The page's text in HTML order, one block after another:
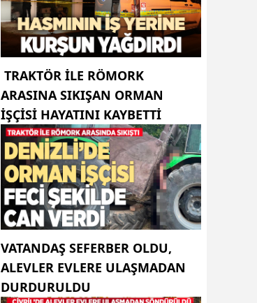
TRAKTÖR ILE RÖMORK
ARASINA SIKIŞAN ORMAN
IŞÇISI HAYATINI KAYBETTI
VATANDAŞ SEFERBER OLDU,
ALEVLER EVLERE ULAŞMADAN
DURDURULDU